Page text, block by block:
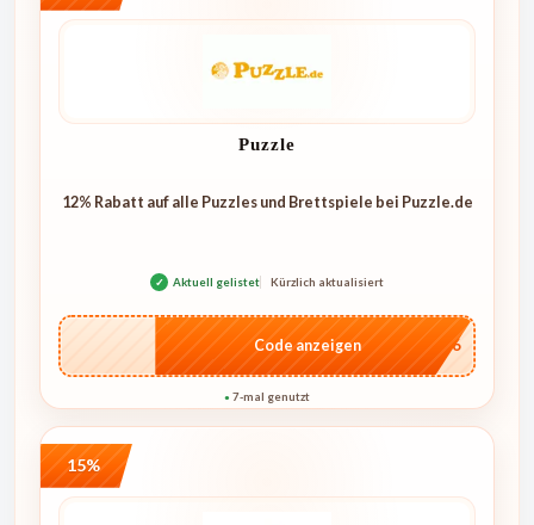
Puzzle
12% Rabatt auf alle Puzzles und Brettspiele bei Puzzle.de
✓ Aktuell gelistet Kürzlich aktualisiert
…1226
Code anzeigen
● 7-mal genutzt
15%